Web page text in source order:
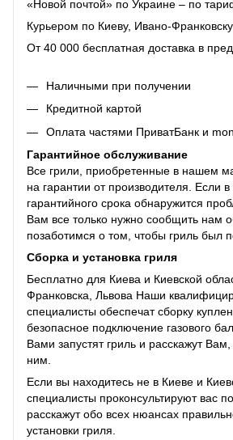
«Новой почтой» по Украине – по
Курьером по Киеву, Ивано-Франковску
От 40 000 бесплатная доставка в
Наличными при получении
Кредитной картой
Оплата частями ПриватБанк и
Гарантийное обслуживание
Все грили, приобретенные в нашем
на гарантии от производителя. Если в
гарантийного срока обнаружится
Вам все только нужно сообщить нам
позаботимся о том, чтобы гриль был
Сборка и установка гриля
Бесплатно для Киева и Киевской
Франковска, Львова Наши
специалисты обеспечат сборку
безопасное подключение газового
Вами запустят гриль и расскажут Вам,
ним.
Если вы находитесь не в Киеве и
специалисты проконсультируют вас
расскажут обо всех нюансах
установки гриля.